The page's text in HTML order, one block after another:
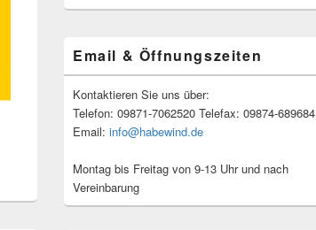
Email & Öffnungszeiten
Kontaktieren Sie uns über:
Telefon: 09871-7062520 Telefax: 09874-689684
Email: info@habewind.de
Montag bis Freitag von 9-13 Uhr und nach
Vereinbarung